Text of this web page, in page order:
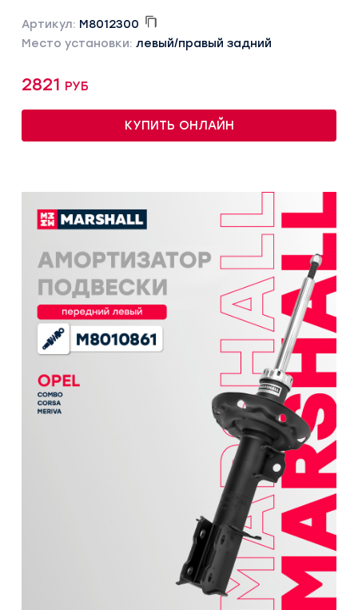
Артикул: M8012300
Место установки: левый/правый задний
2821 руб
КУПИТЬ ОНЛАЙН